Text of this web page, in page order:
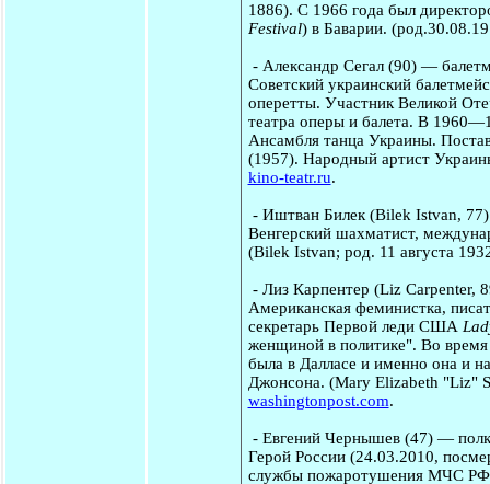
1886). С 1966 года был
Festival) в Баварии.
- Александр Сегал (90) —
Советский украинский
оперетты. Участник Великой
театра оперы и балета. В
Ансамбля танца Украины.
(1957). Народный артист
kino-teatr.ru.
- Иштван Билек(Bilek Istvan,
Венгерский шахматист,
(Bilek Istvan; род. 11 августа
- Лиз Карпентер (Liz Carpenter,
Американская феминистка,
секретарь Первой леди США
женщиной в политике". Во время
была в Далласе и именно она и
Джонсона. (Mary Elizabeth "Liz"
washingtonpost.com.
- Евгений Чернышев(47) —
Герой России (24.03.2010,
службы пожаротушения МЧС РФ